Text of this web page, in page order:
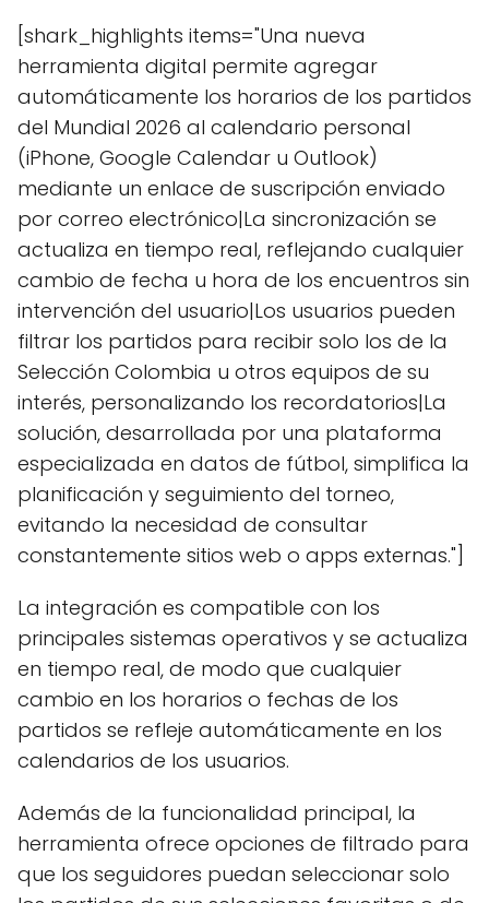
[shark_highlights items="Una nueva
herramienta digital permite agregar
automáticamente los horarios de los partidos
del Mundial 2026 al calendario personal
(iPhone, Google Calendar u Outlook)
mediante un enlace de suscripción enviado
por correo electrónico|La sincronización se
actualiza en tiempo real, reflejando cualquier
cambio de fecha u hora de los encuentros sin
intervención del usuario|Los usuarios pueden
filtrar los partidos para recibir solo los de la
Selección Colombia u otros equipos de su
interés, personalizando los recordatorios|La
solución, desarrollada por una plataforma
especializada en datos de fútbol, simplifica la
planificación y seguimiento del torneo,
evitando la necesidad de consultar
constantemente sitios web o apps externas."]
La integración es compatible con los
principales sistemas operativos y se actualiza
en tiempo real, de modo que cualquier
cambio en los horarios o fechas de los
partidos se refleje automáticamente en los
calendarios de los usuarios.
Además de la funcionalidad principal, la
herramienta ofrece opciones de filtrado para
que los seguidores puedan seleccionar solo